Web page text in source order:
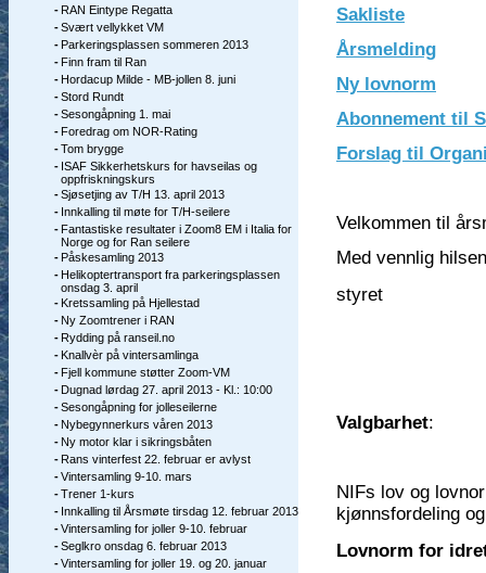
-RAN Eintype Regatta
-Svært vellykket VM
-Parkeringsplassen sommeren 2013
-Finn fram til Ran
-Hordacup Milde - MB-jollen 8. juni
-Stord Rundt
-Sesongåpning 1. mai
-Foredrag om NOR-Rating
-Tom brygge
- ISAF Sikkerhetskurs for havseilas og
oppfriskningskurs
-Sjøsetjing av T/H 13. april 2013
- Innkalling til møte for T/H-seilere
-Fantastiske resultater i Zoom8 EM i Italia for
Norge og for Ran seilere
-Påskesamling 2013
-Helikoptertransport fra parkeringsplassen
onsdag 3. april
-Kretssamling på Hjellestad
-Ny Zoomtrener i RAN
-Rydding på ranseil.no
-Knallvèr på vintersamlinga
-Fjell kommune støtter Zoom-VM
-Dugnad lørdag 27. april 2013 - Kl.: 10:00
-Sesongåpning for jolleseilerne
-Nybegynnerkurs våren 2013
-Ny motor klar i sikringsbåten
-Rans vinterfest 22. februar er avlyst
-Vintersamling 9-10. mars
-Trener 1-kurs
- Innkalling til Årsmøte tirsdag 12. februar 2013
-Vintersamling for joller 9-10. februar
-Seglkro onsdag 6. februar 2013
-Vintersamling for joller 19. og 20. januar
Sakliste
Årsmelding
Ny lovnorm
Abonnement til
Forslag til
Velkommen til
Med vennlig hilsen
styret
Valgbarhet:
NIFs lov og
kjønnsfordeling
Lovnorm for